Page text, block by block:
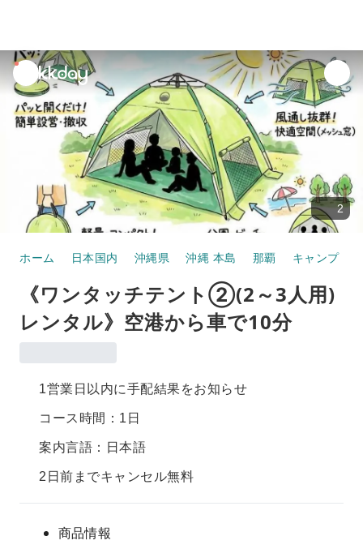
unread
notifications
2
ホーム 日本国内 沖縄県 沖縄 本島 那覇 キャンプ・
《ワンタッチテント②(2～3人用)
レンタル》空港から車で10分
1営業日以内に手配結果をお知らせ
コース時間：1日
案内言語：日本語
2日前までキャンセル無料
商品情報